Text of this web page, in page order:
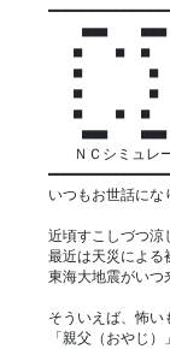
■■■
■    ■  ■
■        ■
■        ■
■    ■  ■
■■■
ＮＣシミュレ
いつもお世話にな
近頃すこしづつ涼
最近は天災による
東海大地震がい
そういえば、怖い
「親父（おやじ